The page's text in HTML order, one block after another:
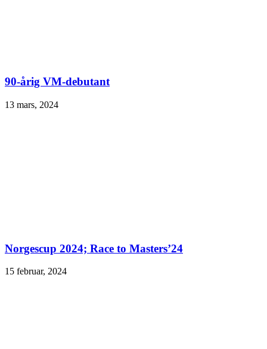
90-årig VM-debutant
13 mars, 2024
Norgescup 2024; Race to Masters’24
15 februar, 2024